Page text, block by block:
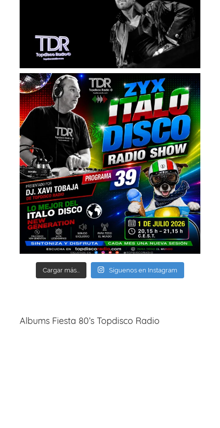
Cargar más... Síguenos en Instagram
Albums Fiesta 80’s Topdisco Radio